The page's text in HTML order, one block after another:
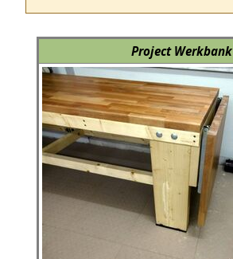
Project Werkbank